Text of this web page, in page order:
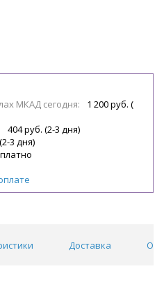
МКАД сегодня:
1 200 руб. (
404 руб. (2-3 дня)
3 дня)
Доставка